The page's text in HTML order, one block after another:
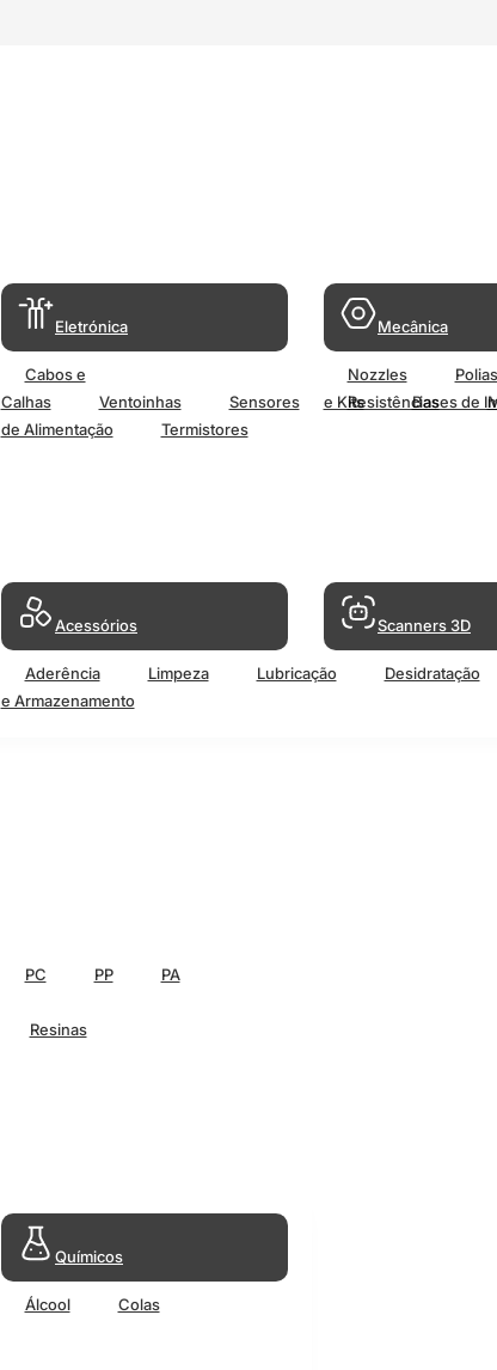
Eletrónica
Cabos e
Calhas
Ventoinhas Sensores Resistências
de Alimentação
Termistores
Mecânica
Nozzles Polias
e Kits
Bases de
Acessórios
Aderência Limpeza Lubricação
Desidratação
e Armazenamento
Scanners 3D
PC PP
PA
Resinas
Químicos
Álcool Colas